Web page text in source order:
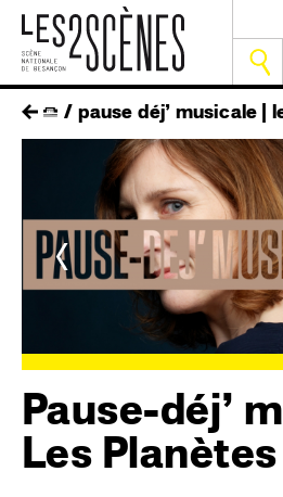
Skip
main
fil
d'ariane
pause déj’ musicale |
<
Pause-déj’
Les Planètes